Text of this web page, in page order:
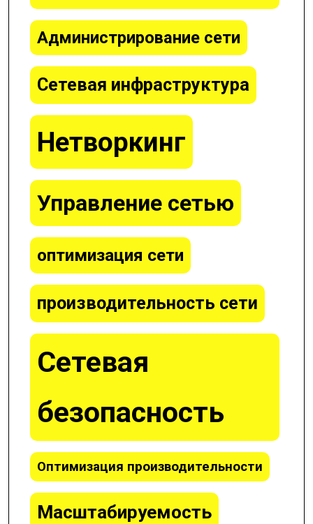
Администрирование сети
Сетевая инфраструктура
Нетворкинг
Управление сетью
оптимизация сети
производительность сети
Сетевая
безопасность
Оптимизация производительности
Масштабируемость